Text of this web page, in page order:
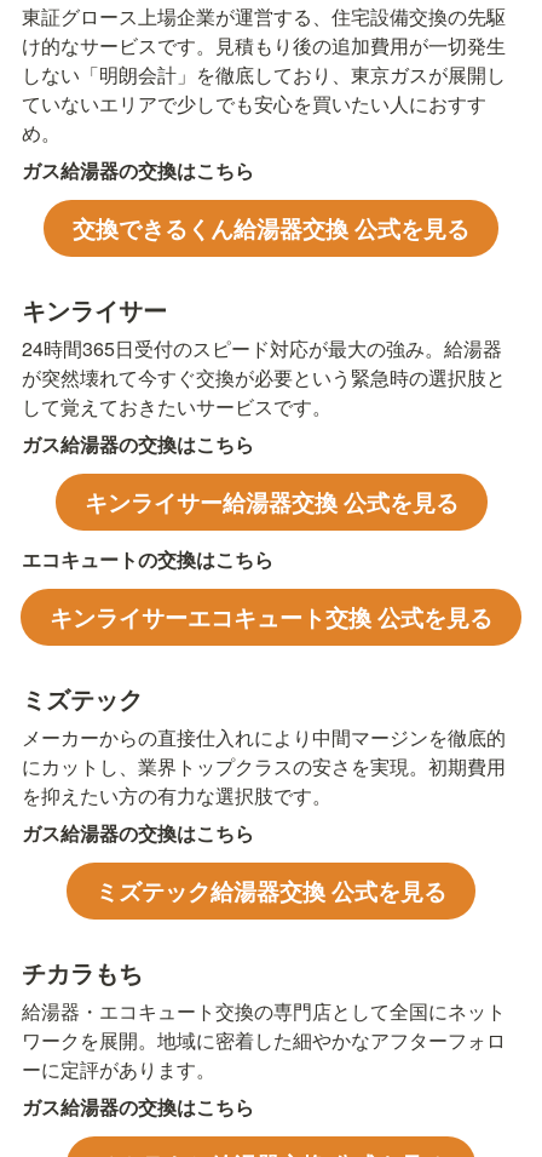
東証グロース上場企業が運営する、住宅設備交換の先駆
け的なサービスです。見積もり後の追加費用が一切発生
しない「明朗会計」を徹底しており、東京ガスが展開し
ていないエリアで少しでも安心を買いたい人におすす
め。
ガス給湯器の交換はこちら
交換できるくん給湯器交換 公式を見る
キンライサー
24時間365日受付のスピード対応が最大の強み。給湯器
が突然壊れて今すぐ交換が必要という緊急時の選択肢と
して覚えておきたいサービスです。
ガス給湯器の交換はこちら
キンライサー給湯器交換 公式を見る
エコキュートの交換はこちら
キンライサーエコキュート交換 公式を見る
ミズテック
メーカーからの直接仕入れにより中間マージンを徹底的
にカットし、業界トップクラスの安さを実現。初期費用
を抑えたい方の有力な選択肢です。
ガス給湯器の交換はこちら
ミズテック給湯器交換 公式を見る
チカラもち
給湯器・エコキュート交換の専門店として全国にネット
ワークを展開。地域に密着した細やかなアフターフォロ
ーに定評があります。
ガス給湯器の交換はこちら